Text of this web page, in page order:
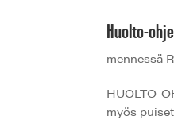
Huolto-ohje
mennessä
HUOLTO-
myös